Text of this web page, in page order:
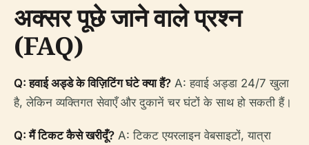
अक्सर पूछे जाने वाले प्रश्न
(FAQ)
Q: हवाई अड्डे के विज़िटिंग घंटे क्या हैं? A: हवाई अड्डा 24/7 खुला
है, लेकिन व्यक्तिगत सेवाएँ और दुकानें चर घंटों के साथ हो सकती हैं।
Q: मैं टिकट कैसे खरीदूँ? A: टिकट एयरलाइन वेबसाइटों, यात्रा